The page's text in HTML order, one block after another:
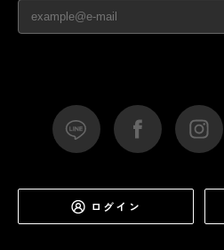
ログイン